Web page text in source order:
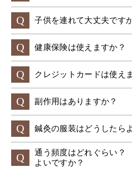
Q 子供を連れて大丈夫です
Q 健康保険は使えますか？
Q クレジットカードは使え
Q 副作用はありますか？
Q 鍼灸の服装はどうしたら
Q
通う頻度はどれぐらい
よいですか？